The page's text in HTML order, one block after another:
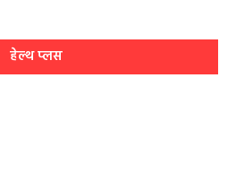
हेल्थ प्लस